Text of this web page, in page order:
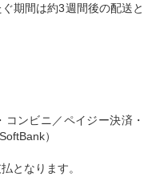
期間は約3週間後の配送と
ンビニ／ペイジー決済・
）
となります。